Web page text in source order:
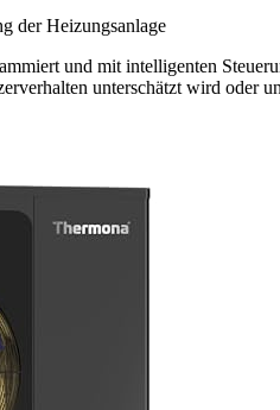
der Heizungsanlage
und mit intelligenten
unterschätzt wird oder